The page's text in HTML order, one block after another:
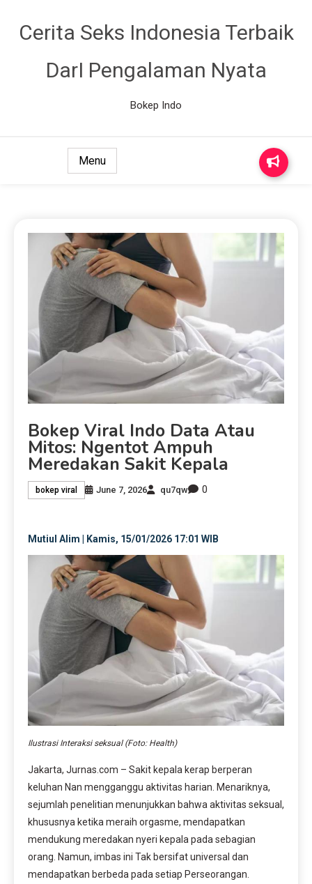
Cerita Seks Indonesia Terbaik
DarI Pengalaman Nyata
Bokep Indo
Menu
Bokep Viral Indo Data Atau
Mitos: Ngentot Ampuh
Meredakan Sakit Kepala
bokep viral June 7, 2026 qu7qw 0
Mutiul Alim | Kamis, 15/01/2026 17:01 WIB
Ilustrasi Interaksi seksual (Foto: Health)
Jakarta, Jurnas.com – Sakit kepala kerap berperan
keluhan Nan mengganggu aktivitas harian. Menariknya,
sejumlah penelitian menunjukkan bahwa aktivitas seksual,
khususnya ketika meraih orgasme, mendapatkan
mendukung meredakan nyeri kepala pada sebagian
orang. Namun, imbas ini Tak bersifat universal dan
mendapatkan berbeda pada setiap Perseorangan.